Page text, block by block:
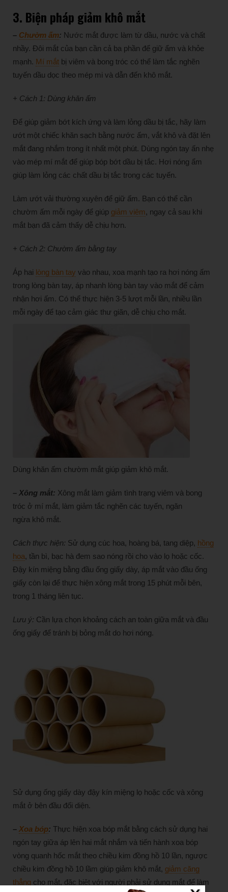
3. Biện pháp giảm khô mắt
– Chườm ấm: Nước mắt được làm từ dầu, nước và chất
nhầy. Đôi mắt của bạn cần cả ba phần để giữ ẩm và khỏe
mạnh. Mí mắt bị viêm và bong tróc có thể làm tắc nghẽn
tuyến dầu dọc theo mép mi và dẫn đến khô mắt.
+ Cách 1: Dùng khăn ấm
Để giúp giảm bớt kích ứng và làm lỏng dầu bị tắc, hãy làm
ướt một chiếc khăn sạch bằng nước ấm, vắt khô và đặt lên
mắt đang nhắm trong ít nhất một phút. Dùng ngón tay ấn nhẹ
vào mép mí mắt để giúp bóp bớt dầu bị tắc. Hơi nóng ẩm
giúp làm lỏng các chất dầu bị tắc trong các tuyến.
Làm ướt vải thường xuyên để giữ ấm. Bạn có thể cần
chườm ấm mỗi ngày để giúp giảm viêm, ngay cả sau khi
mắt bạn đã cảm thấy dễ chịu hơn.
+ Cách 2: Chườm ấm bằng tay
Áp hai lòng bàn tay vào nhau, xoa mạnh tạo ra hơi nóng ấm
trong lòng bàn tay, áp nhanh lòng bàn tay vào mắt để cảm
nhận hơi ấm. Có thể thực hiện 3-5 lượt mỗi lần, nhiều lần
mỗi ngày để tạo cảm giác thư giãn, dễ chịu cho mắt.
Dùng khăn ấm chườm mắt giúp giảm khô mắt.
– Xông mắt: Xông mắt làm giảm tình trạng viêm và bong
tróc ở mí mắt, làm giảm tắc nghẽn các tuyến, ngăn
ngừa khô mắt.
Cách thực hiện: Sử dụng cúc hoa, hoàng bá, tang diệp, hồng
hoa, tần bì, bạc hà đem sao nóng rồi cho vào lọ hoặc cốc.
Đậy kín miệng bằng đầu ống giấy dày, áp mắt vào đầu ống
giấy còn lại để thực hiện xông mắt trong 15 phút mỗi bên,
trong 1 tháng liên tục.
Lưu ý: Cần lựa chọn khoảng cách an toàn giữa mắt và đầu
ống giấy để tránh bị bỏng mắt do hơi nóng.
Sử dụng ống giấy dày đậy kín miệng lọ hoặc cốc và xông
mắt ở bên đầu đối diện.
– Xoa bóp: Thực hiện xoa bóp mắt bằng cách sử dụng hai
ngón tay giữa áp lên hai mắt nhắm và tiến hành xoa bóp
vòng quanh hốc mắt theo chiều kim đồng hồ 10 lần, ngược
chiều kim đồng hồ 10 lầm giúp giảm khô mắt, giảm căng
thẳng cho mắt, đặc biệt với người phải sử dụng mắt để làm